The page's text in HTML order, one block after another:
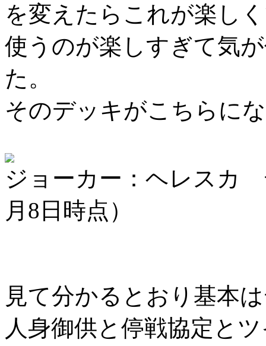
を変えたらこれが楽し
使うのが楽しすぎて気
た。
そのデッキがこちらに
ジョーカー：ヘレスカ
月8日時点）
見て分かるとおり基本
人身御供と停戦協定と